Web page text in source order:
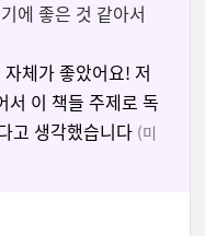
에 좋은 것 같아서
체가 좋았어요! 저
서 이 책들 주제로 독
고 생각했습니다 (미